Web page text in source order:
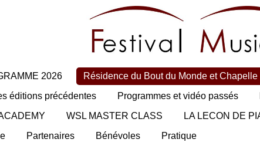
2026 Résidence du Bout du Monde et Chapelle
éditions précédentes
Programmes et vidéo passés
WSL MASTER CLASS LA LECON DE
Partenaires Bénévoles Pratique